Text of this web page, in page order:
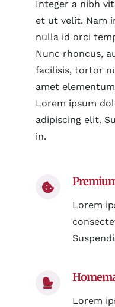
Integer a nibh
et ut velit. Nam
nulla id orci
Nunc rhoncus,
facilisis, tortor
amet
Lorem ipsum
adipiscing elit.
in.
Lorem
Lorem